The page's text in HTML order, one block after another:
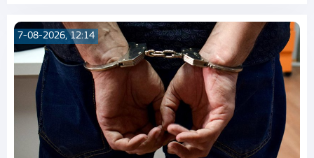
7-08-2026, 12:14